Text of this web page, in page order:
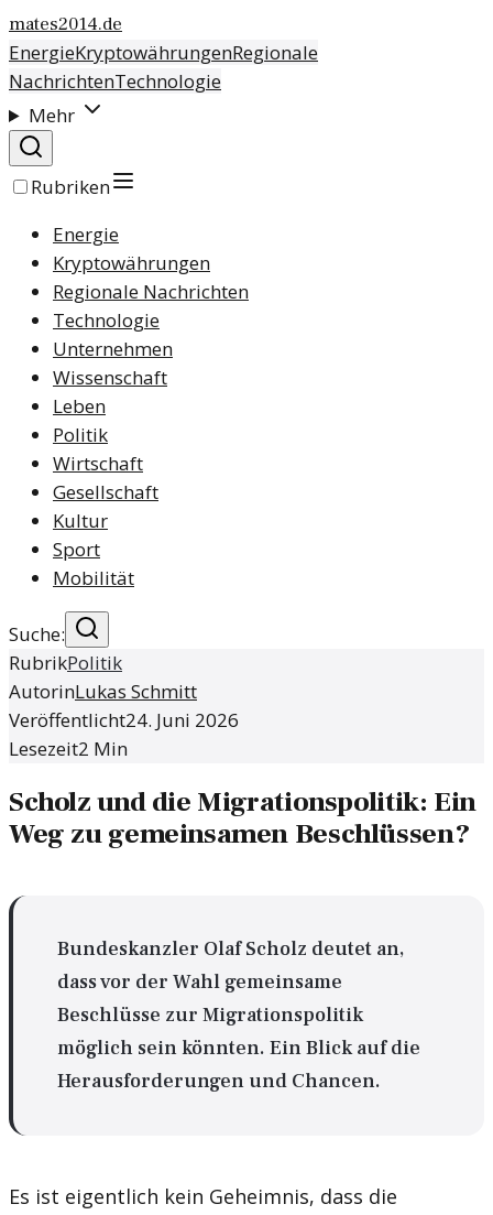
mates2014.de
EnergieKryptowährungenRegionale
NachrichtenTechnologie
Mehr
Rubriken
Energie
Kryptowährungen
Regionale Nachrichten
Technologie
Unternehmen
Wissenschaft
Leben
Politik
Wirtschaft
Gesellschaft
Kultur
Sport
Mobilität
Suche:
RubrikPolitik
AutorinLukas Schmitt
Veröffentlicht24. Juni 2026
Lesezeit2 Min
Scholz und die Migrationspolitik: Ein
Weg zu gemeinsamen Beschlüssen?
Bundeskanzler Olaf Scholz deutet an,
dass vor der Wahl gemeinsame
Beschlüsse zur Migrationspolitik
möglich sein könnten. Ein Blick auf die
Herausforderungen und Chancen.
Es ist eigentlich kein Geheimnis, dass die